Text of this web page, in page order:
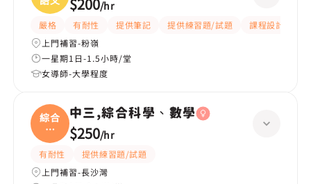
/hr
嚴格 有耐性 提供筆記 提供練習題/試題 課程設計
上門補習-粉嶺
一星期1日-1.5小時/堂
女導師-大學程度
綜合
科
學、
中三,綜合科學、數學
$250/hr
有耐性
提供練習題/試題
上門補習-長沙灣